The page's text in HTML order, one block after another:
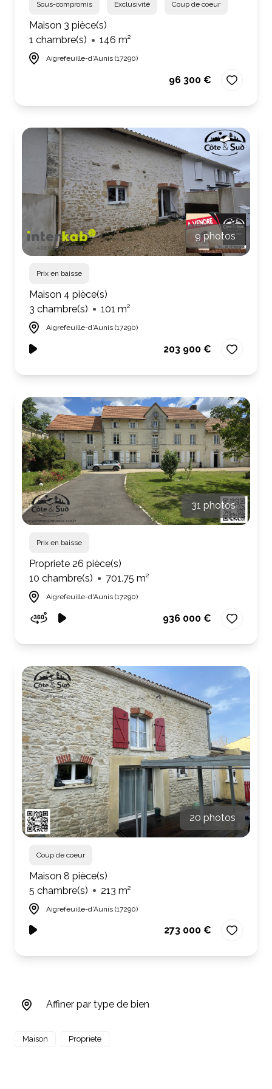
Sous-compromis Exclusivité Coup de coeur
Maison 3 pièce(s)
1 chambre(s)
146 m²
Aigrefeuille-d'Aunis (17290)
96 300 €
9 photos
Prix en baisse
Maison 4 pièce(s)
3 chambre(s)
101 m²
Aigrefeuille-d'Aunis (17290)
203 900 €
31 photos
Prix en baisse
Propriete 26 pièce(s)
10 chambre(s)
701.75 m²
Aigrefeuille-d'Aunis (17290)
936 000 €
20 photos
Coup de coeur
Maison 8 pièce(s)
5 chambre(s)
213 m²
Aigrefeuille-d'Aunis (17290)
273 000 €
Affiner par type de bien
Maison Propriete